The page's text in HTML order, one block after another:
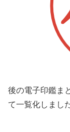
後の電子印鑑ま
て一覧化しまし